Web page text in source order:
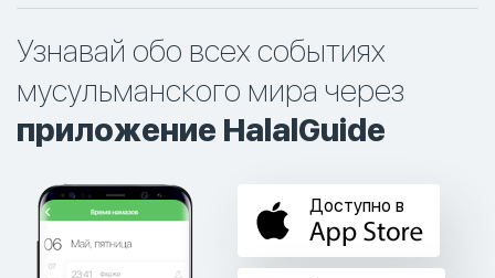
Узнавай обо всех событиях
мусульманского мира через
приложение HalalGuide
Доступно в